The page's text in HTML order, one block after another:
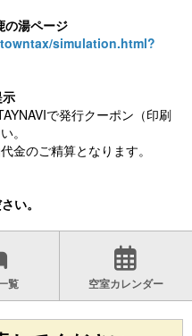
の湯ページ
simulation.html?
で発行クーポン（印刷
。
金のご精算となります。
い。
覧 空室カレンダー